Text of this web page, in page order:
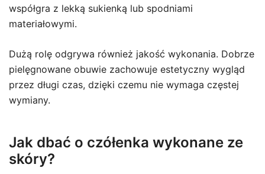
współgra z lekką sukienką lub spodniami
materiałowymi.
Dużą rolę odgrywa również jakość wykonania. Dobrze
pielęgnowane obuwie zachowuje estetyczny wygląd
przez długi czas, dzięki czemu nie wymaga częstej
wymiany.
Jak dbać o czółenka wykonane ze
skóry?